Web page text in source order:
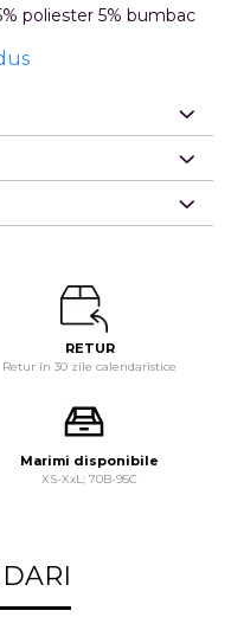
poliester 5% bumbac
RETUR
Retur în 30 zile calendaristice
Marimi disponibile
XS-XxL; 70B-95C